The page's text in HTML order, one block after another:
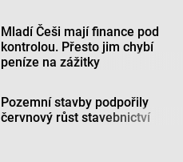
Mladí Češi mají finance pod
kontrolou. Přesto jim chybí
peníze na zážitky
Pozemní stavby podpořily
červnový růst stavebnictví